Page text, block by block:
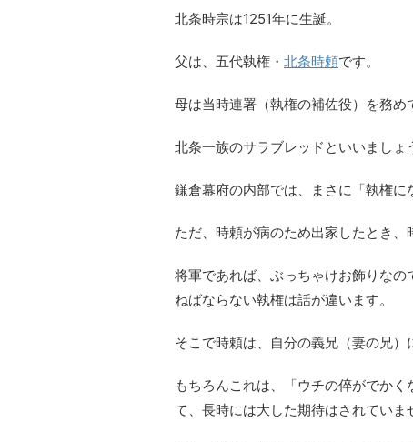
北条時宗は1251年に生誕。
父は、五代執権・ 北条時頼です。
母は当時連署（執権の補佐役）を務め
北条一族のサラブレッドといいましょ
鎌倉幕府の内部では、まさに「執権に
ただ、時頼が病のため出家したとき、
将軍であれば、ぶっちゃけお飾りな
ねばならない執権は話が違います。
そこで時頼は、自分の義兄（妻の兄）
もちろんこれは、「ウチの倅がでか
て、長時には大した期待はされていま